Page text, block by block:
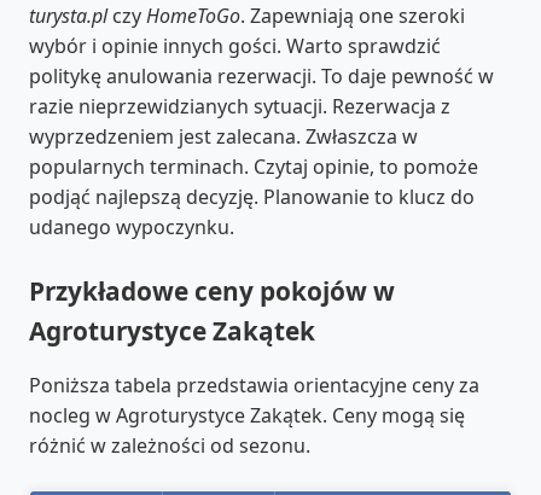
turysta.plczyHomeToGo. Zapewniają one szeroki
wybór i opinie innych gości. Warto sprawdzić
politykę anulowania rezerwacji. To daje pewność w
razie nieprzewidzianych sytuacji. Rezerwacja z
wyprzedzeniem jest zalecana. Zwłaszcza w
popularnych terminach. Czytaj opinie, to pomoże
podjąć najlepszą decyzję. Planowanie to klucz do
udanego wypoczynku.
Przykładowe ceny pokojów w
Agroturystyce Zakątek
Poniższa tabela przedstawia orientacyjne ceny za
nocleg w Agroturystyce Zakątek. Ceny mogą się
różnić w zależności od sezonu.